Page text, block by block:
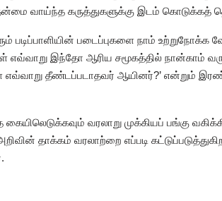
வாய்ந்த கருத்துகளுக்கு இடம் கொடுக்கத்
படிப்பாளியின் படைப்புகளை நாம்
எவ்வாறு இந்தோ ஆரிய சமூகத்தில் நான்காம்
தீண்டப்படாதவர் ஆயினர்?’ என்றும்
வரலாறு முக்கியப் பங்கு
தாக்கம் வரலாற்றை எப்படி